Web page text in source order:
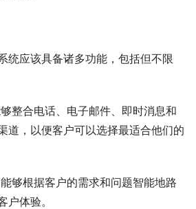
统应该具备诸多功能，包括但不限
整合电话、电子邮件、即时消息和
道，以便客户可以选择最适合他们的
够根据客户的需求和问题智能地路
户体验。